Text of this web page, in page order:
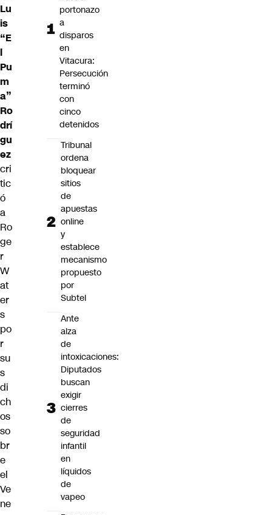
Lu
is
“E
l
Pu
m
a”
Ro
drí
gu
ez
cri
tic
ó
a
Ro
ge
r
W
at
er
s
po
r
su
s
di
ch
os
so
br
e
el
Ve
ne
portonazo
a
disparos
en
Vitacura:
Persecución
terminó
con
cinco
detenidos
Tribunal
ordena
bloquear
sitios
de
apuestas
online
y
establece
mecanismo
propuesto
por
Subtel
Ante
alza
de
intoxicaciones:
Diputados
buscan
exigir
cierres
de
seguridad
infantil
en
líquidos
de
vapeo